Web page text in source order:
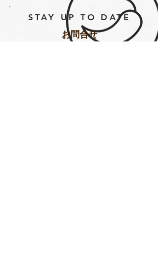
STAY UP TO DATE
​お問合せ